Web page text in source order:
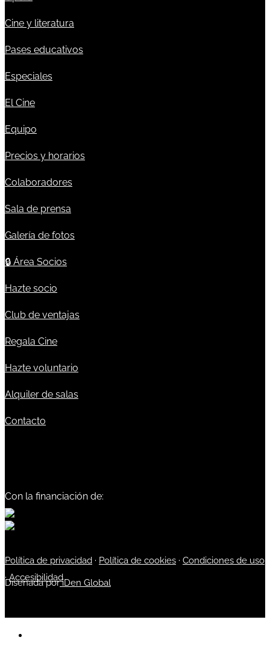
Cine y literatura
Pases educativos
Especiales
El Cine
Equipo
Precios y horarios
Colaboradores
Sala de prensa
Galería de fotos
🔒 Área Socios
Hazte socio
Club de ventajas
Regala Cine
Hazte voluntario
Alquiler de salas
Contacto
Con la financiación de:
Política de privacidad · Política de cookies · Condiciones de uso
·Accesibilidad
Diseñada poriDen Global